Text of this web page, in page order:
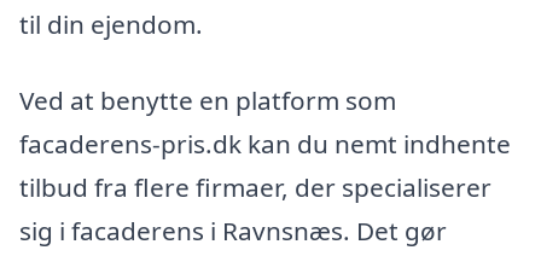
til din ejendom.
Ved at benytte en platform som
facaderens-pris.dk kan du nemt indhente
tilbud fra flere firmaer, der specialiserer
sig i facaderens i Ravnsnæs. Det gør